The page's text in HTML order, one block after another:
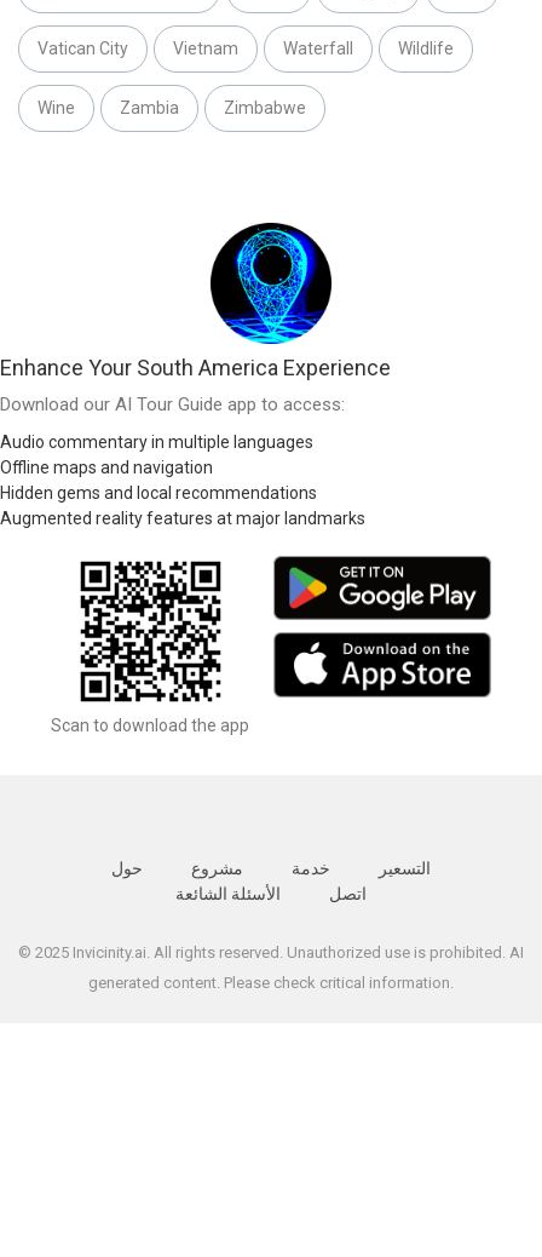
Vatican City Vietnam Waterfall Wildlife
Wine Zambia Zimbabwe
Enhance Your South America Experience
Download our AI Tour Guide app to access:
Audio commentary in multiple languages
Offline maps and navigation
Hidden gems and local recommendations
Augmented reality features at major landmarks
Scan to download the app
حول مشروع خدمة
التسعير
الأسئلة الشائعة
اتصل
© 2025 Invicinity.ai. All rights reserved. Unauthorized use is prohibited. AI
generated content. Please check critical information.